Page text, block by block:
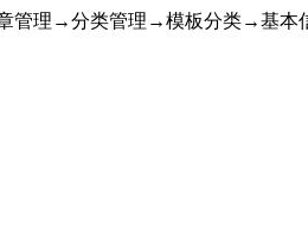
管理→分类管理→模板分类→基本